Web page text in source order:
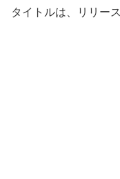
タイトルは、リリー